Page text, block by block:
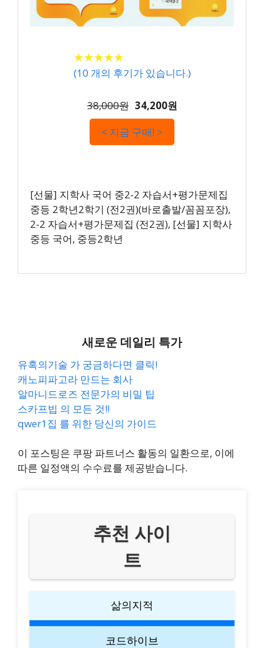
★★★★★
★★★★★
(10 개의 후기가 있습니다.)
38,000원 34,200원
< 지금 구매! >
[선물] 지학사 국어 중2-2 자습서+평가문제집
중등 2학년2학기 (전2권)(바로출발/꼼꼼포장),
2-2 자습서+평가문제집 (전2권), [선물] 지학사
중등 국어, 중등2학년
새로운 데일리 특가
유혹의기술 가 궁금하다면 클릭!
캐노피파고라 만드는 회사
알마니드로즈 전문가의 비밀 팁
스카프빕 의 모든 것!!
qwer1집 를 위한 당신의 가이드
이 포스팅은 쿠팡 파트너스 활동의 일환으로, 이에
따른 일정액의 수수료를 제공받습니다.
추천 사이
트
삶의지적
코드하이브